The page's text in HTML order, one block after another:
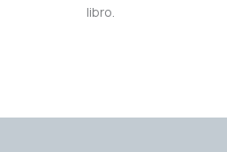
libro.